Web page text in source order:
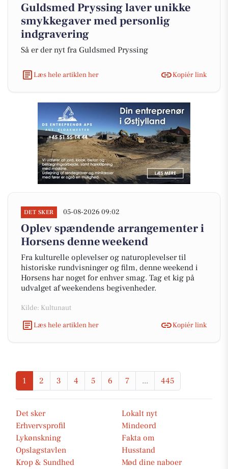
Guldsmed Pryssing laver unikke
smykkegaver med personlig
indgravering
Så er der nyt fra Guldsmed Pryssing
Læs hele artiklen her Kopiér link
DET SKER 05-08-2026 09:02
Oplev spændende arrangementer i
Horsens denne weekend
Fra kulturelle oplevelser og naturoplevelser til
historiske rundvisninger og film, denne weekend i
Horsens har noget for enhver smag. Tag et kig på
udvalget af weekendens begivenheder.
Kilde: Kultunaut
Læs hele artiklen her
Kopiér link
1 2 3 4 5 6 7 ... 445
Det sker
Lokalt nyt
Erhvervsprofil
Mindeord
Lykønskning
Fakta om
Opslagstavlen
Husstand
Krop & Sundhed
Mød dine naboer